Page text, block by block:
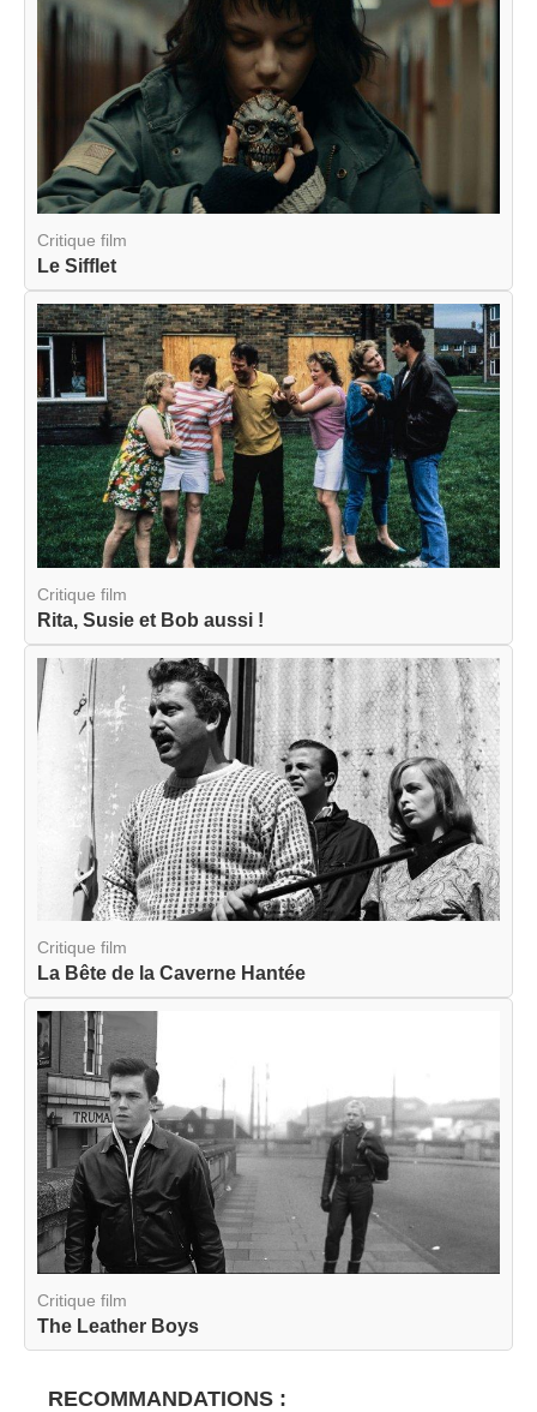
Critique film
Le Sifflet
Critique film
Rita, Susie et Bob aussi !
Critique film
La Bête de la Caverne Hantée
Critique film
The Leather Boys
RECOMMANDATIONS :